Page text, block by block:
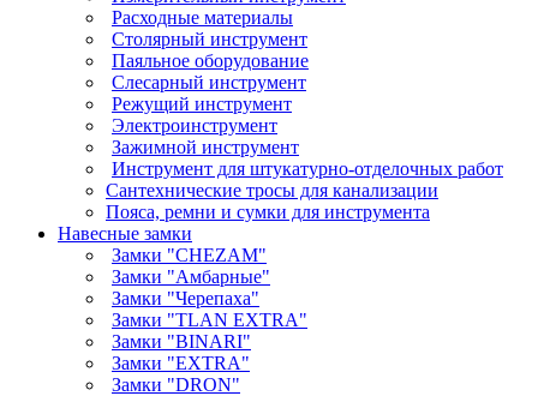
Расходные материалы
Столярный инструмент
Паяльное оборудование
Слесарный инструмент
Режущий инструмент
Электроинструмент
Зажимной инструмент
Инструмент для штукатурно-отделочных работ
Сантехнические тросы для канализации
Пояса, ремни и сумки для инструмента
Навесные замки
Замки "CHEZAM"
Замки "Амбарные"
Замки "Черепаха"
Замки "TLAN EXTRA"
Замки "BINARI"
Замки "EXTRA"
Замки "DRON"